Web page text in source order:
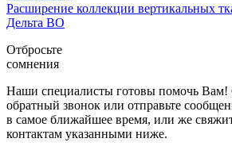
Расширение коллекции вертикальных
Дельта BO
Отбросьте
сомнения
Наши специалисты готовы помочь Вам!
обратный звонок или отправьте
в самое ближайшее время, или же
контактам указанными ниже.